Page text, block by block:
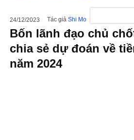
24/12/2023 Tác giả Shi Mo
Bốn lãnh đạo chủ
chia sẻ dự đoán về
năm 2024